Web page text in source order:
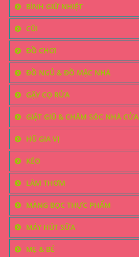
BÌNH GIỮ NHIỆT
CŨI
ĐỒ CHƠI
ĐỒ NGỦ & ĐỒ MẶC NHÀ
GẬY CỌ RỬA
GIẶT GIŨ & CHĂM SÓC NHÀ CỬA
HŨ GIA VỊ
KÉO
LÀM THƠM
MÀNG BỌC THỰC PHẨM
MÁY HÚT SỮA
MẸ & BÉ